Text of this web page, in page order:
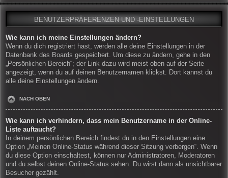
BENUTZERPRÄFERENZEN UND -EINSTELLUNGEN
Wie kann ich meine Einstellungen ändern?
Wenn du dich registriert hast, werden alle deine Einstellungen in der
Datenbank des Boards gespeichert. Um diese zu ändern, gehe in den
„Persönlichen Bereich“; der Link dazu wird meist oben auf der Seite
angezeigt, wenn du auf deinen Benutzernamen klickst. Dort kannst du
alle deine Einstellungen ändern.
NACH OBEN
Wie kann ich verhindern, dass mein Benutzername in der Online-
Liste auftaucht?
In deinem persönlichen Bereich findest du in den Einstellungen eine
Option „Meinen Online-Status während dieser Sitzung verbergen“. Wenn
du diese Option einschaltest, können nur Administratoren, Moderatoren
und du selbst deinen Online-Status sehen. Du wirst dann als unsichtbarer
Besucher gezählt.